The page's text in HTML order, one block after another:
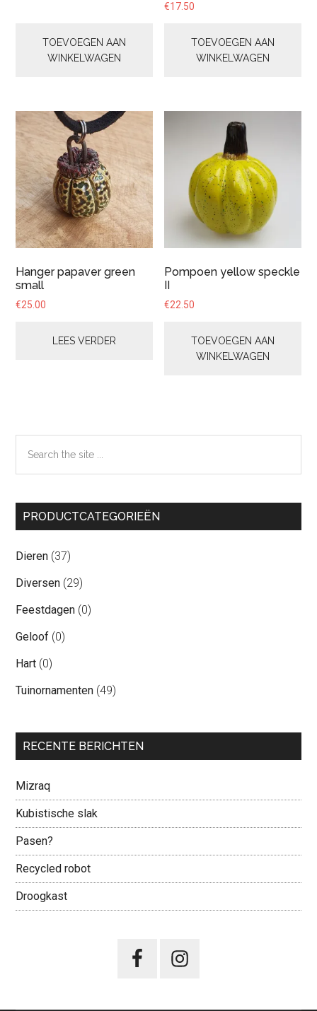
TOEVOEGEN AAN
WINKELWAGEN
€17.50
TOEVOEGEN AAN
WINKELWAGEN
Hanger papaver green
small
€25.00
LEES VERDER
Pompoen yellow speckle
II
€22.50
TOEVOEGEN AAN
WINKELWAGEN
Primaire
Sidebar
the
PRODUCTCATEGORIEËN
Dieren (37)
Diversen (29)
Feestdagen (0)
Geloof (0)
Hart (0)
Tuinornamenten (49)
RECENTE BERICHTEN
Mizraq
Kubistische slak
Pasen?
Recycled robot
Droogkast